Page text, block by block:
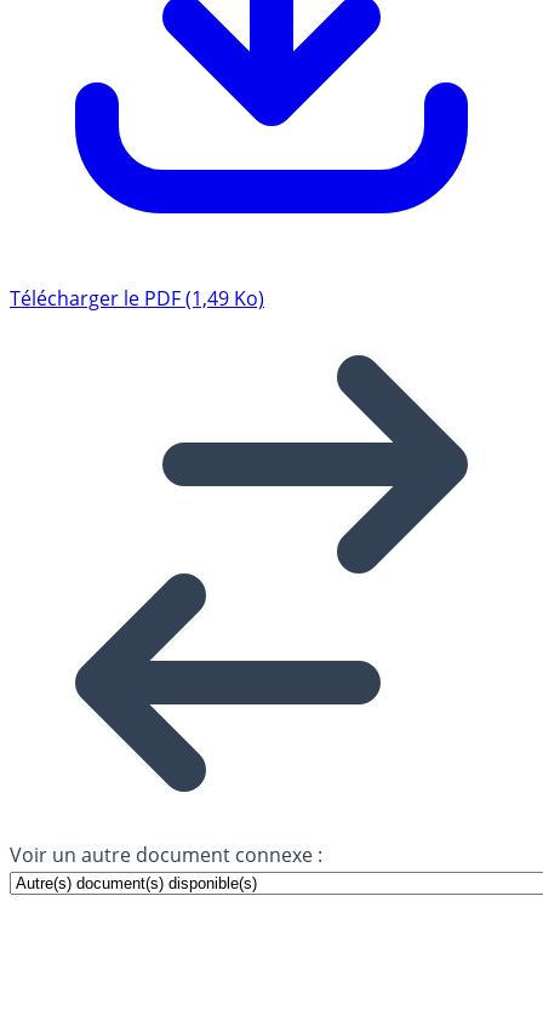
Télécharger le PDF (1,49 Ko)
Voir un autre document connexe :